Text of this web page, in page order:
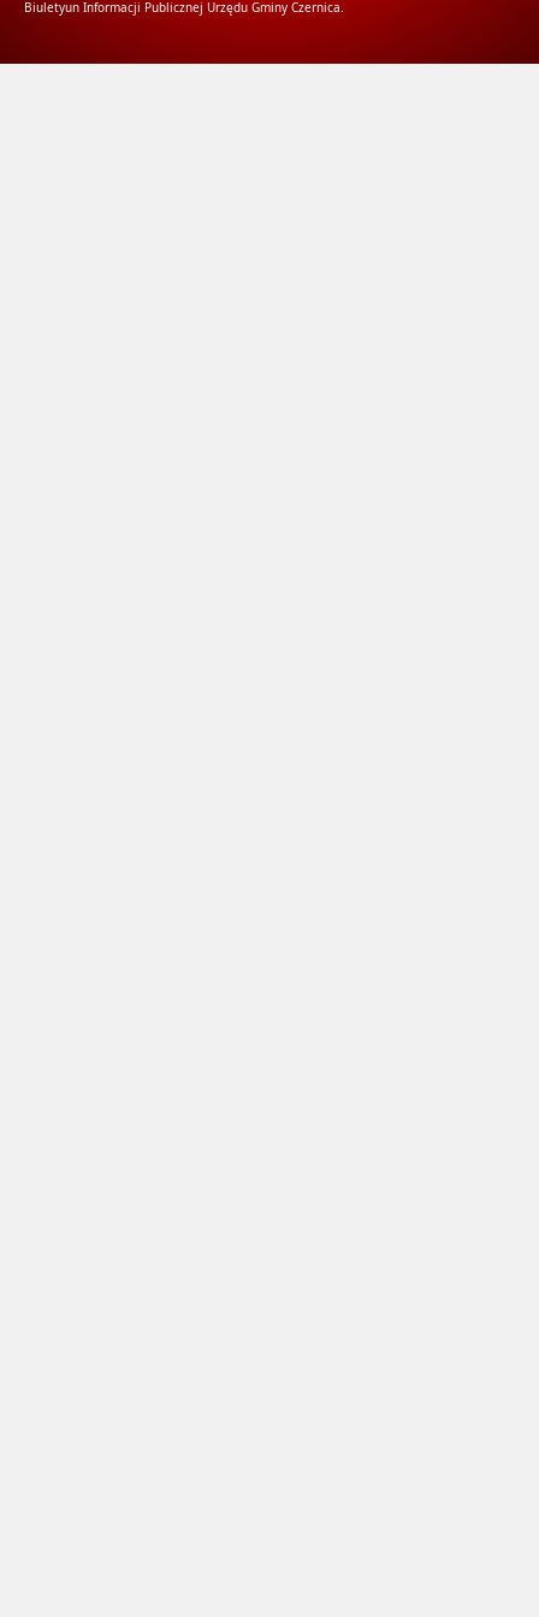
Biuletyun Informacji Publicznej Urzędu Gminy Czernica.